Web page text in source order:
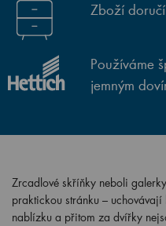
Zboží
Používáme
jemným
Zrcadlové skříňky neboli
praktickou stránku –
nablízku a přitom za dvířky